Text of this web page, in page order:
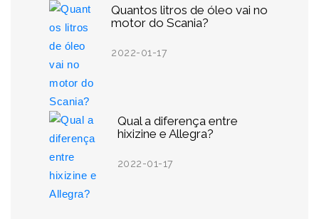
Quantos litros de óleo vai no
motor do Scania?
2022-01-17
Qual a diferença entre
hixizine e Allegra?
2022-01-17